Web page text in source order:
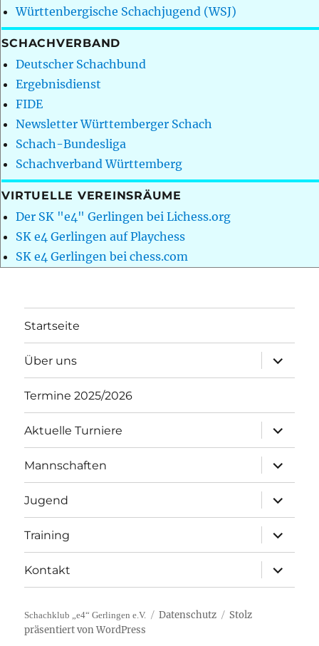
Württenbergische Schachjugend (WSJ)
SCHACHVERBAND
Deutscher Schachbund
Ergebnisdienst
FIDE
Newsletter Württemberger Schach
Schach-Bundesliga
Schachverband Württemberg
VIRTUELLE VEREINSRÄUME
Der SK "e4" Gerlingen bei Lichess.org
SK e4 Gerlingen auf Playchess
SK e4 Gerlingen bei chess.com
Startseite
Über uns
öffnen
Termine 2025/2026
Aktuelle Turniere
öffnen
Mannschaften
öffnen
Jugend
öffnen
Training
öffnen
Kontakt
öffnen
Schachklub „e4“ Gerlingen e.V. Datenschutz
Stolz
präsentiert von WordPress